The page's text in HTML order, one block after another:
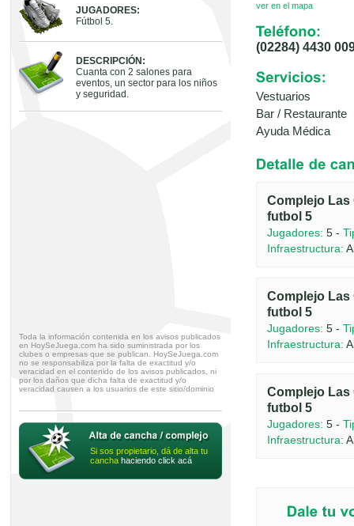
JUGADORES:
Fútbol 5.
DESCRIPCIÓN:
Cuanta con 2 salones para
eventos, un sector para los niños
y seguridad.
Toda la información contenida en los avisos publicados
en HoySeJuega.com ha sido suministrada por los
clubes o empresas que se publican. HoySeJuega.com
no se responsabiliza por la falta de exactitud y/o
veracidad en el contenido de los avisos publicados, ni
por los daños que dicha falta de exactitud y/o
veracidad causen a los usuarios de este sitio/dominio
Si sos propietario, dá de alta tu
cancha haciendo click acá
ver en el mapa
(02284) 4430
Vestuarios
Bar / Restaurante
Ayuda Médica
Complejo Las
futbol 5
Jugadores: 5 -
Infraestructura:
Complejo Las
futbol 5
Jugadores: 5 -
Infraestructura:
Complejo Las
futbol 5
Jugadores: 5 -
Infraestructura: